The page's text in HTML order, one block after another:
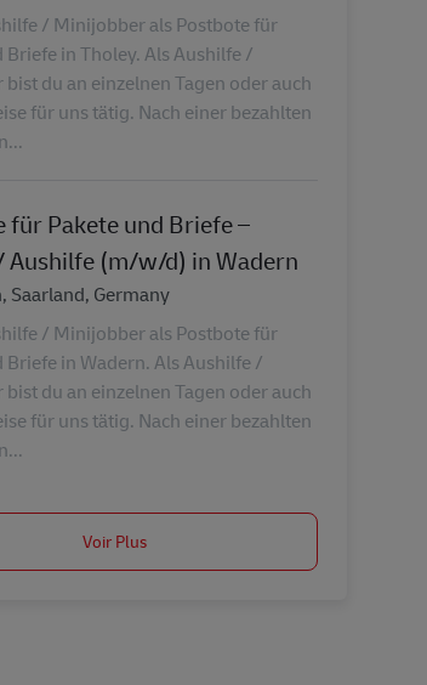
/ Minijobber als Postbote für
Briefe in Tholey. Als Aushilfe /
du an einzelnen Tagen oder auch
für uns tätig. Nach einer bezahlten
für Pakete und Briefe –
Aushilfe (m/w/d) in Wadern
Saarland, Germany
/ Minijobber als Postbote für
Briefe in Wadern. Als Aushilfe /
du an einzelnen Tagen oder auch
für uns tätig. Nach einer bezahlten
Voir Plus